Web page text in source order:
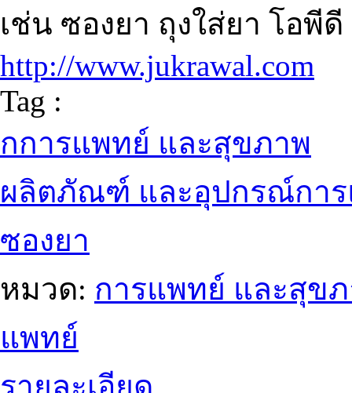
เช่น ซองยา ถุงใส่ยา โอพี
http://www.jukrawal.com
Tag :
กการแพทย์ และสุขภาพ
ผลิตภัณฑ์ และอุปกรณ์กา
ซองยา
หมวด: การแพทย์ และสุข
แพทย์